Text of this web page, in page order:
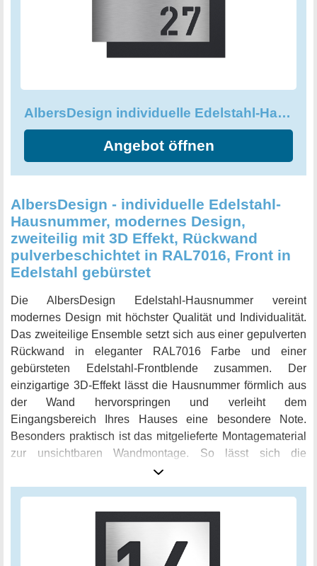
AlbersDesign individuelle Edelstahl-Hausnummer mit Straße
Angebot öffnen
AlbersDesign - individuelle Edelstahl-
Hausnummer, modernes Design,
zweiteilig mit 3D Effekt, Rückwand
pulverbeschichtet in RAL7016, Front in
Edelstahl gebürstet
Die AlbersDesign Edelstahl-Hausnummer vereint
modernes Design mit höchster Qualität und Individualität.
Das zweiteilige Ensemble setzt sich aus einer gepulverten
Rückwand in eleganter RAL7016 Farbe und einer
gebürsteten Edelstahl-Frontblende zusammen. Der
einzigartige 3D-Effekt lässt die Hausnummer förmlich aus
der Wand hervorspringen und verleiht dem
Eingangsbereich Ihres Hauses eine besondere Note.
Besonders praktisch ist das mitgelieferte Montagematerial
zur unsichtbaren Wandmontage. So lässt sich die
Hausnummer nahtlos in jede Fassade einfügen.
Personalisieren Sie die Hochwertige Edelstahl-
erfreuen Sie sich an einem einzigartigen Blickfang vor
exklusiven Verarbeitung und der perfekter Funktionalität.